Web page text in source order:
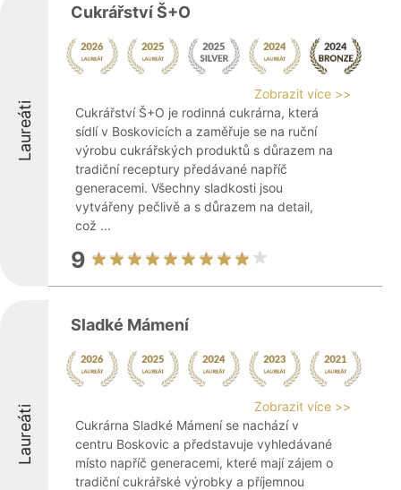
Laureáti
Cukrářství Š+O
Zobrazit více >>
Cukrářství Š+O je rodinná cukrárna, která
sídlí v Boskovicích a zaměřuje se na ruční
výrobu cukrářských produktů s důrazem na
tradiční receptury předávané napříč
generacemi. Všechny sladkosti jsou
vytvářeny pečlivě a s důrazem na detail,
což ...
9
Laureáti
Sladké Mámení
Zobrazit více >>
Cukrárna Sladké Mámení se nachází v
centru Boskovic a představuje vyhledávané
místo napříč generacemi, které mají zájem o
tradiční cukrářské výrobky a příjemnou